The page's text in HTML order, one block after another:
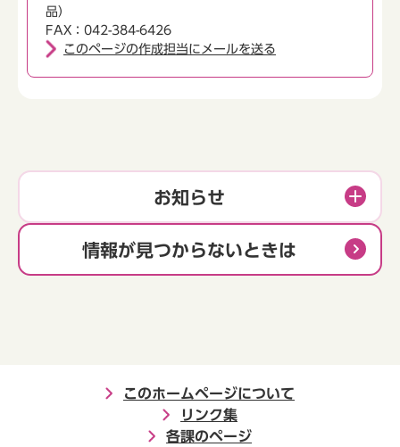
品）
FAX：042-384-6426
このページの作成担当にメールを送る
お知らせ
情報が見つからないときは
このホームページについて
リンク集
各課のページ